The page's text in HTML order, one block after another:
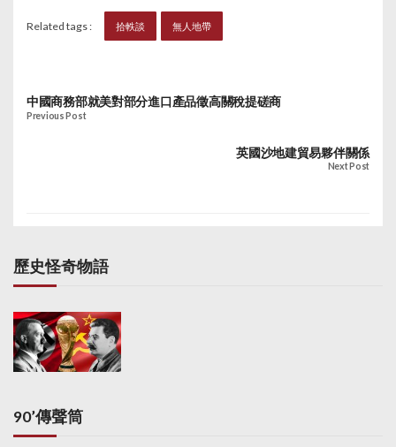
Related tags : 拾軼談 無人地帶
中國商務部就美對部分進口產品徵高關稅提磋商
Previous Post
英國沙地建貿易夥伴關係
Next Post
歷史怪奇物語
90’傳聲筒